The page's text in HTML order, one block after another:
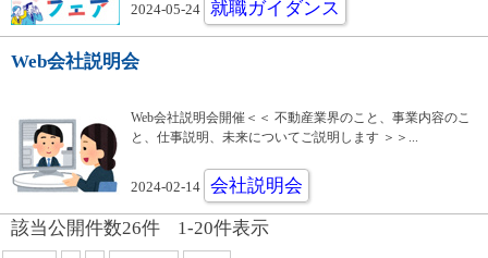
2024-05-24
就職ガイダンス
Web会社説明会
Web会社説明会開催＜＜ 不動産業界のこと、事業内容のこ
と、仕事説明、未来についてご説明します ＞＞...
2024-02-14 会社説明会
該当公開件数26件 1-20件表示